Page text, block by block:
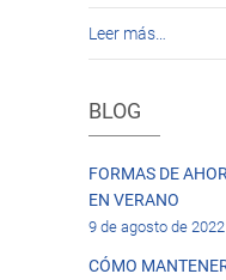
Leer más…
BLOG
FORMAS DE
EN VERANO
9 de agosto de 2022
CÓMO